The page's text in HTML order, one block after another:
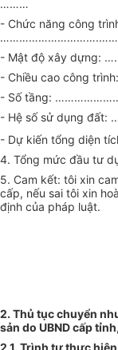
………
- Chức năng công
- Mật độ xây dựng:
- Chiều cao công
- Số tầng:
- Hệ số sử dụng
- Dự kiến tổng diện
4. Tổng mức đầu
5. Cam kết: tôi xin
cấp, nếu sai tôi xin
định của pháp luật.
2. Thủ tục chuyển
sản do UBND cấp
2.1. Trình tự thực